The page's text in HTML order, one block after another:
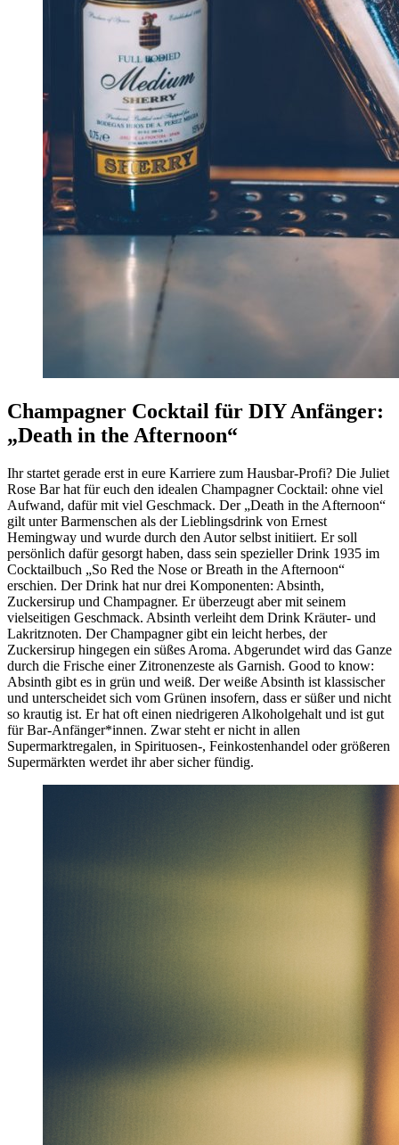
Champagner Cocktail für DIY Anfänger:
„Death in the Afternoon“
Ihr startet gerade erst in eure Karriere zum Hausbar-Profi? Die Juliet
Rose Bar hat für euch den idealen Champagner Cocktail: ohne viel
Aufwand, dafür mit viel Geschmack. Der „Death in the Afternoon“
gilt unter Barmenschen als der Lieblingsdrink von Ernest
Hemingway und wurde durch den Autor selbst initiiert. Er soll
persönlich dafür gesorgt haben, dass sein spezieller Drink 1935 im
Cocktailbuch „So Red the Nose or Breath in the Afternoon“
erschien. Der Drink hat nur drei Komponenten: Absinth,
Zuckersirup und Champagner. Er überzeugt aber mit seinem
vielseitigen Geschmack. Absinth verleiht dem Drink Kräuter- und
Lakritznoten. Der Champagner gibt ein leicht herbes, der
Zuckersirup hingegen ein süßes Aroma. Abgerundet wird das Ganze
durch die Frische einer Zitronenzeste als Garnish. Good to know:
Absinth gibt es in grün und weiß. Der weiße Absinth ist klassischer
und unterscheidet sich vom Grünen insofern, dass er süßer und nicht
so krautig ist. Er hat oft einen niedrigeren Alkoholgehalt und ist gut
für Bar-Anfänger*innen. Zwar steht er nicht in allen
Supermarktregalen, in Spirituosen-, Feinkostenhandel oder größeren
Supermärkten werdet ihr aber sicher fündig.